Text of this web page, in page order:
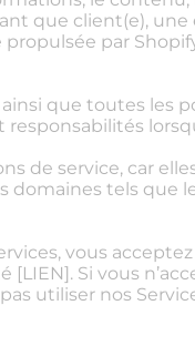
que client(e), une
par
que toutes les
de service, car
tels que
vous
Si vous
utiliser nos